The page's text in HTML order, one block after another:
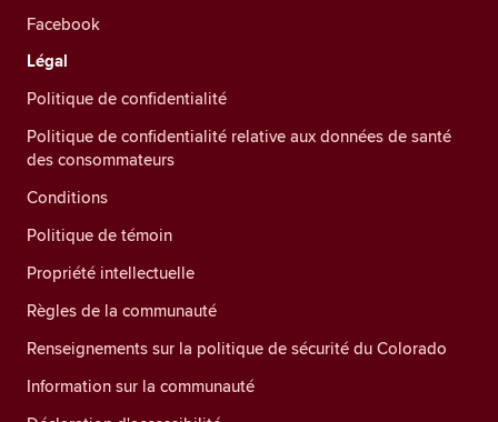
Facebook
Légal
Politique de confidentialité
Politique de confidentialité relative aux données de santé
des consommateurs
Conditions
Politique de témoin
Propriété intellectuelle
Règles de la communauté
Renseignements sur la politique de sécurité du Colorado
Information sur la communauté